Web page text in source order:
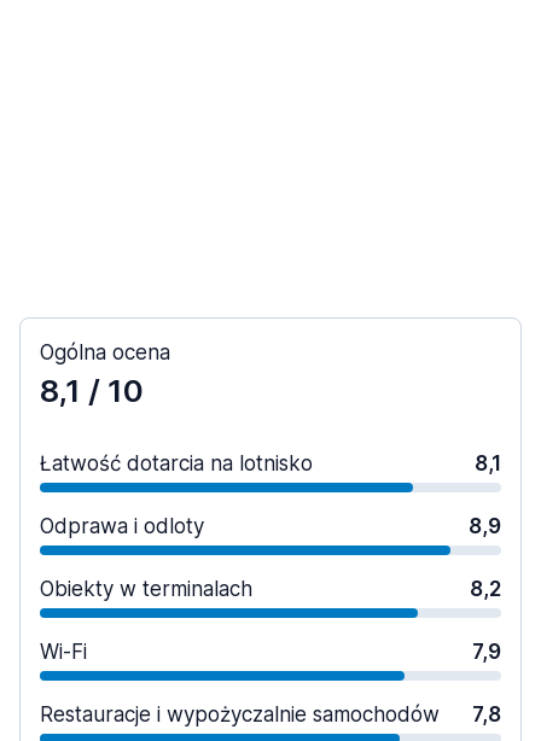
Ogólna ocena
8,1 / 10
Łatwość dotarcia na lotnisko 8,1
Odprawa i odloty 8,9
Obiekty w terminalach 8,2
Wi-Fi 7,9
Restauracje i wypożyczalnie samochodów 7,8